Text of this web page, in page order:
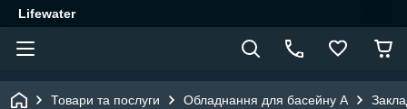
Lifewater
Товари та послуги Обладнання для басейну A